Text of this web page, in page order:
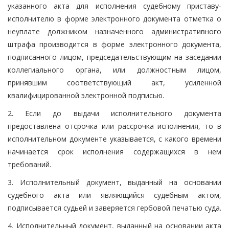
указанного акта для исполнения судебному приставу-
исполнителю в форме электронного документа отметка о
неуплате должником назначенного административного
штрафа производится в форме электронного документа,
подписанного лицом, председательствующим на заседании
коллегиального органа, или должностным лицом,
принявшим соответствующий акт, усиленной
квалифицированной электронной подписью.
2. Если до выдачи исполнительного документа
предоставлена отсрочка или рассрочка исполнения, то в
исполнительном документе указывается, с какого времени
начинается срок исполнения содержащихся в нем
требований.
3. Исполнительный документ, выданный на основании
судебного акта или являющийся судебным актом,
подписывается судьей и заверяется гербовой печатью суда.
4. Исполнительный документ, выданный на основании акта